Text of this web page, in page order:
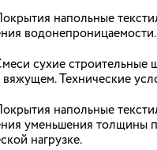
опыт нескольких
— от ветеранов
специалистов. В номере
председателя
по строительству и ЖКХ
строителей
и ведущих экспертов
напольные
водонепроницаемости.
сухие строительные
Технические
напольные
уменьшения толщины
нагрузке.